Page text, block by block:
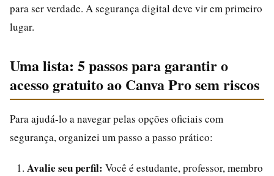
para ser verdade. A segurança digital deve vir em primeiro
lugar.
Uma lista: 5 passos para garantir o
acesso gratuito ao Canva Pro sem riscos
Para ajudá-lo a navegar pelas opções oficiais com
segurança, organizei um passo a passo prático:
Avalie seu perfil: Você é estudante, professor, membro